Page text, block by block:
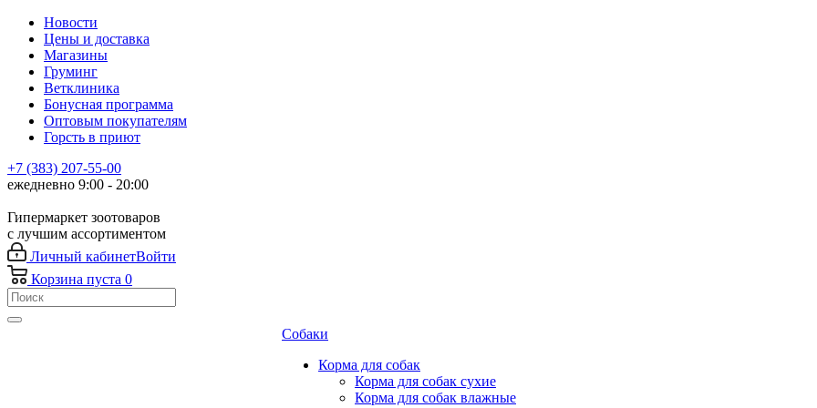
Новости
Цены и доставка
Магазины
Груминг
Ветклиника
Бонусная программа
Оптовым покупателям
Горсть в приют
+7 (383) 207-55-00
ежедневно 9:00 - 20:00
Гипермаркет зоотоваров
с лучшим ассортиментом
Личный кабинетВойти
Корзина пуста 0
Собаки
Корма для собак
Корма для собак сухие
Корма для собак влажные